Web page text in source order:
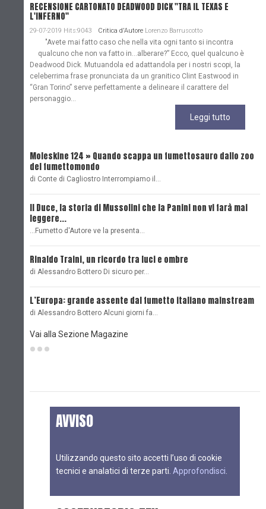
RECENSIONE CARTONATO DEADWOOD DICK "TRA IL TEXAS E
L'INFERNO"
29-07-2019 Hits:9043 Critica d'Autore Lorenzo Barruscotto
"Avete mai fatto caso che nella vita ogni tanto si incontra
qualcuno che non va fatto in…alberare?” Ecco, quel qualcuno è
Deadwood Dick. Mutuandola ed adattandola per i nostri scopi, la
celeberrima frase pronunciata da un granitico Clint Eastwood in
“Gran Torino” serve perfettamente a delineare il carattere del
personaggio...
Leggi tutto
Moleskine 124 » Quando scappa un fumettosauro dallo zoo
del fumettomondo
di Conte di Cagliostro Interrompiamo il…
Il Duce, la storia di Mussolini che la Panini non vi farà mai
leggere...
...Fumetto d'Autore ve la presenta…
Rinaldo Traini, un ricordo tra luci e ombre
di Alessandro Bottero Di sicuro per…
L’Europa: grande assente dal fumetto italiano mainstream
di Alessandro Bottero Alcuni giorni fa…
Vai alla Sezione Magazine
AVVISO
Utilizzando questo sito accetti l’uso di cookie
tecnici e analatici di terze parti. Approfondisci